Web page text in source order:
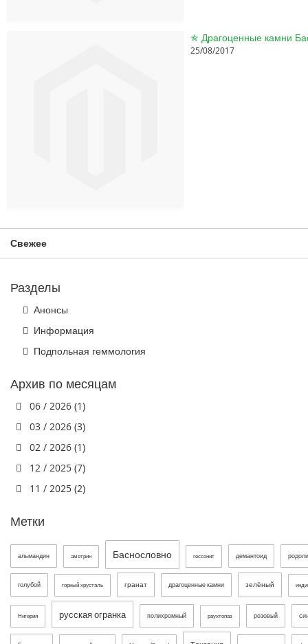
25/08/2017
Свежее
Разделы
Анонсы
Информация
Подпольная геммология
Архив по месяцам
06 / 2026 (1)
03 / 2026 (3)
02 / 2026 (1)
12 / 2025 (7)
11 / 2025 (2)
Метки
альмандин аметрин Баснословно гессонит демантоид
голубой горный хрусталь гранат драгоценные камни зелёный
Нигерия русская огранка полихромный раухтопаз розовый